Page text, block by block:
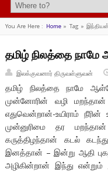
You Are Here : Home» Tag »
தமிழ் நிலத்தை
இலக்குவனார் திருவள்ளுவன்
தமிழ் நிலத்தை நாமே
முன்னோரின் வழி
எதுவென்றான்-உயிராம்
முன்னுரிமை தர
கருத்திழந்தான் கடல்
இனத்தான் – இன்று ஆதி
அழிகின்றான் இந்து